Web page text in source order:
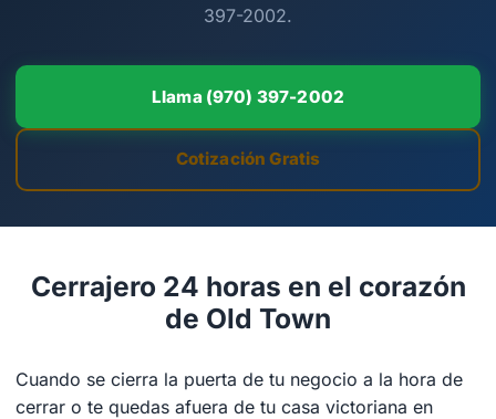
397-2002.
Llama (970) 397-2002
Cotización Gratis
Cerrajero 24 horas en el corazón
de Old Town
Cuando se cierra la puerta de tu negocio a la hora de
cerrar o te quedas afuera de tu casa victoriana en